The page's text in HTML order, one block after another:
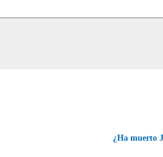
¿Ha muerto